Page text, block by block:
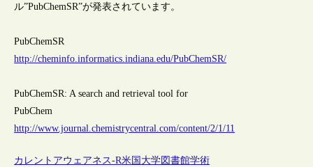
ル”PubChemSR”が発表されています。
PubChemSR
http://cheminfo.informatics.indiana.edu/PubChemSR/
PubChemSR: A search and retrieval tool for
PubChem
http://www.journal.chemistrycentral.com/content/2/1/11
カレントアウェアネス-R米国 大学図書館学術